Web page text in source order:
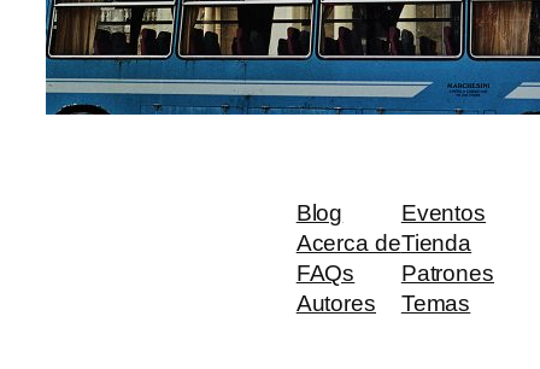
Blog
Acerca de
FAQs
Autores
Eventos
Tienda
Patrones
Temas